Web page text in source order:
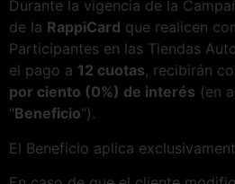
Durante la vigencia de la
de la RappiCard que realicen
Participantes en las Tiendas
el pago a 12 cuotas, recibirán
por ciento (0%) de interés (en
“Beneficio”).
El Beneficio aplica